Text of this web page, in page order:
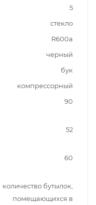
5
стекло
R600a
черный
бук
компрессорный
90
52
60
количество бутылок,
помещающихся в